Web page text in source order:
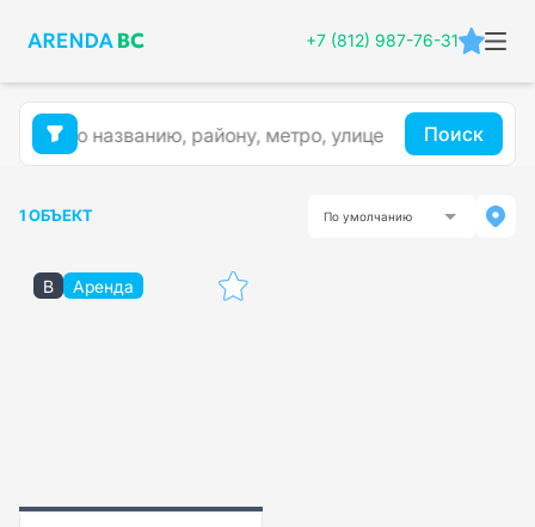
+7 (812) 987-76-31
Поиск
1 ОБЪЕКТ По умолчанию
B Аренда